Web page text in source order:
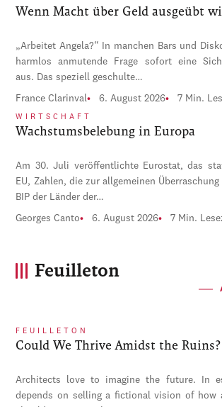
Wenn Macht über Geld ausgeübt
„Arbeitet Angela?“ In manchen Bars und
harmlos anmutende Frage sofort eine
aus. Das speziell geschulte…
France Clarinval 6. August 2026 7 Min.
WIRTSCHAFT
Wachstumsbelebung in Europa
Am 30. Juli veröffentlichte Eurostat, das
EU, Zahlen, die zur allgemeinen
BIP der Länder der…
Georges Canto 6. August 2026 7 Min.
Feuilleton
FEUILLETON
Could We Thrive Amidst the Ruins?
Architects love to imagine the future. In
depends on selling a fictional vision of how